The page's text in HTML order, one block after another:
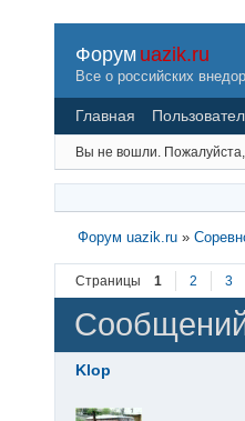
Форум uazik.ru
Все о российских
Главная
Вы не вошли.
Форум uazik.ru »
Страницы 1 2 3
Klop